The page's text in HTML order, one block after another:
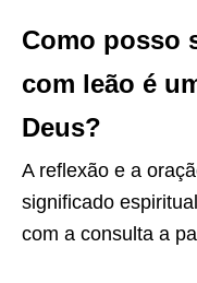
Como posso
com leão é
Deus?
A reflexão e a
significado
com a consulta a